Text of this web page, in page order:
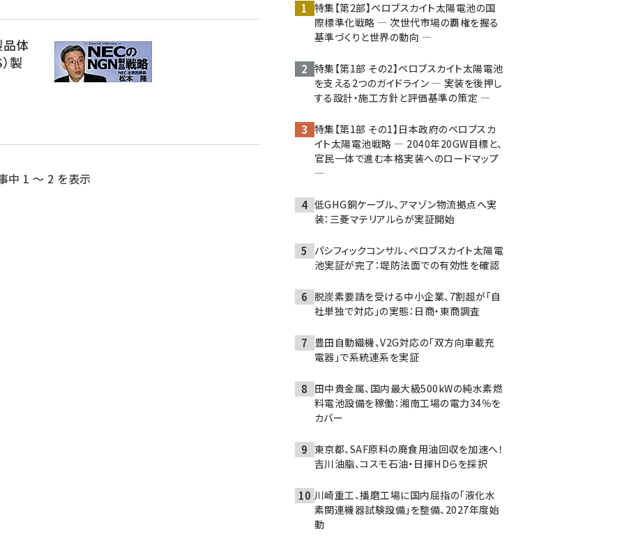
品体
製
中 1 ～ 2 を表示
特集【第2部】ペロブスカイト太陽電池の国
際標準化戦略 ― 次世代市場の覇権を握る
基準づくりと世界の動向 ―
特集【第1部 その2】ペロブスカイト太陽電池
を支える2つのガイドライン ― 実装を後押し
する設計・施工方針と評価基準の策定 ―
特集【第1部 その1】日本政府のペロブスカ
イト太陽電池戦略 ― 2040年20GW目標と、
官民一体で進む本格実装へのロードマップ
―
低GHG銅ケーブル、アマゾン物流拠点へ実
装：三菱マテリアルらが実証開始
パシフィックコンサル、ペロブスカイト太陽電
池実証が完了：堤防法面での有効性を確認
脱炭素要請を受ける中小企業、7割超が「自
社単独で対応」の実態：日商・東商調査
豊田自動織機、V2G対応の「双方向車載充
電器」で系統連系を実証
田中貴金属、国内最大級500kWの純水素燃
料電池設備を稼働：湘南工場の電力34％を
カバー
東京都、SAF原料の廃食用油回収を加速へ！
吉川油脂、コスモ石油・日揮HDらを採択
川崎重工、播磨工場に国内屈指の「液化水
素関連機器試験設備」を整備、2027年度始
動